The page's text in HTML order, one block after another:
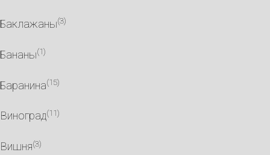
Баклажаны(3)
Бананы(1)
Баранина(15)
Виноград(11)
Вишня(3)